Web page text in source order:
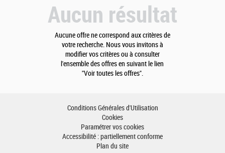
Aucun résultat
Aucune offre ne correspond aux critères de
votre recherche. Nous vous invitons à
modifier vos critères ou à consulter
l'ensemble des offres en suivant le lien
"Voir toutes les offres".
Conditions Générales d'Utilisation
Cookies
Paramétrer vos cookies
Accessibilité : partiellement conforme
Plan du site